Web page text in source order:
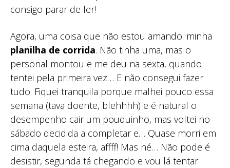
consigo parar de ler!
Agora, uma coisa que não estou amando: minha
planilha de corrida. Não tinha uma, mas o
personal montou e me deu na sexta, quando
tentei pela primeira vez… E não consegui fazer
tudo. Fiquei tranquila porque malhei pouco essa
semana (tava doente, blehhhh) e é natural o
desempenho cair um pouquinho, mas voltei no
sábado decidida a completar e… Quase morri em
cima daquela esteira, affff! Mas né… Não pode é
desistir, segunda tá chegando e vou lá tentar